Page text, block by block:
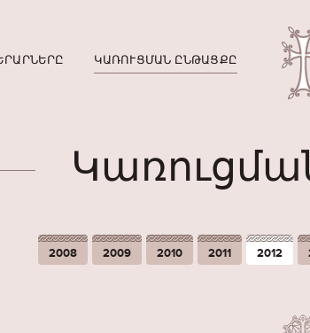
ԿԱՌՈՒՑՄԱՆ ԸՆԹԱՑՔԸ
2008 2009 2010 2011 2012